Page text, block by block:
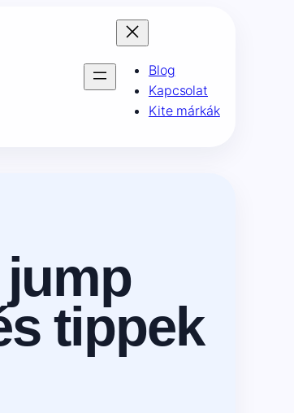
Blog
Kapcsolat
Kite márkák
tippek